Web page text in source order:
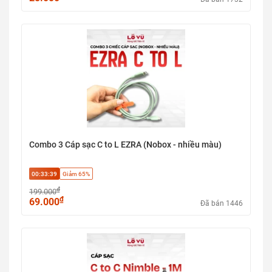
Combo 3 Cáp sạc C to L EZRA (Nobox - nhiều màu)
00:33:38 Giảm 65%
199.000₫
69.000₫ Đã bán 1446